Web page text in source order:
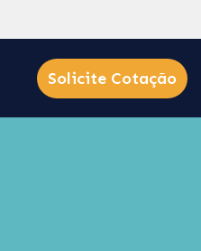
Solicite Cotação